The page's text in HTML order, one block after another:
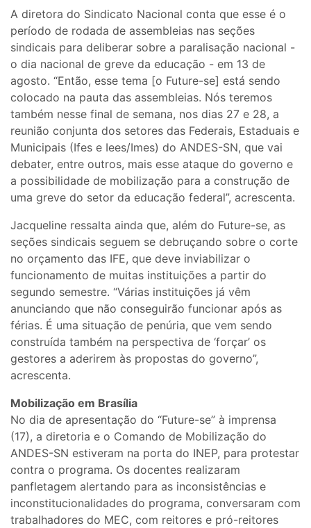
A diretora do Sindicato Nacional conta que esse é o
período de rodada de assembleias nas seções
sindicais para deliberar sobre a paralisação nacional -
o dia nacional de greve da educação - em 13 de
agosto. “Então, esse tema [o Future-se] está sendo
colocado na pauta das assembleias. Nós teremos
também nesse final de semana, nos dias 27 e 28, a
reunião conjunta dos setores das Federais, Estaduais e
Municipais (Ifes e Iees/Imes) do ANDES-SN, que vai
debater, entre outros, mais esse ataque do governo e
a possibilidade de mobilização para a construção de
uma greve do setor da educação federal”, acrescenta.
Jacqueline ressalta ainda que, além do Future-se, as
seções sindicais seguem se debruçando sobre o corte
no orçamento das IFE, que deve inviabilizar o
funcionamento de muitas instituições a partir do
segundo semestre. “Várias instituições já vêm
anunciando que não conseguirão funcionar após as
férias. É uma situação de penúria, que vem sendo
construída também na perspectiva de ‘forçar’ os
gestores a aderirem às propostas do governo”,
acrescenta.
Mobilização em Brasília
No dia de apresentação do “Future-se” à imprensa
(17), a diretoria e o Comando de Mobilização do
ANDES-SN estiveram na porta do INEP, para protestar
contra o programa. Os docentes realizaram
panfletagem alertando para as inconsistências e
inconstitucionalidades do programa, conversaram com
trabalhadores do MEC, com reitores e pró-reitores